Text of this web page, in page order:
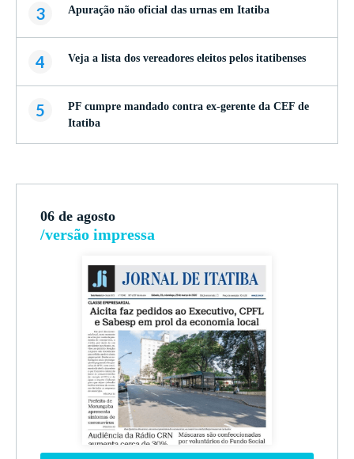
3 Apuração não oficial das urnas em Itatiba
4 Veja a lista dos vereadores eleitos pelos itatibenses
5
PF cumpre mandado contra ex-gerente da CEF de
Itatiba
06 de agosto
/versão impressa